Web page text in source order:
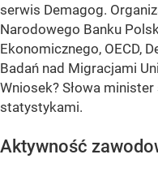
serwis Demagog.
Narodowego Banku
Ekonomicznego, OECD,
Badań nad Migracjami
Wniosek? Słowa
statystykami.
Aktywność